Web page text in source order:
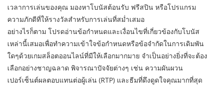
เวลาการเล่นของคุณ มองหาโบนัสต้อนรับ ฟรีสปิน หรือโปรแกรม
ความภักดีที่ให้รางวัลสำหรับการเล่นที่สม่ำเสมอ
อย่างไรก็ตาม โปรดอ่านข้อกำหนดและเงื่อนไขที่เกี่ยวข้องกับโบนัส
เหล่านี้เสมอเพื่อทำความเข้าใจข้อกำหนดหรือข้อจำกัดในการเดิมพัน
ใดๆด้วยเกมสล็อตออนไลน์ที่มีให้เลือกมากมาย จำเป็นอย่างยิ่งที่จะต้อง
เลือกอย่างชาญฉลาด พิจารณาปัจจัยต่างๆ เช่น ความผันผวน
เปอร์เซ็นต์ผลตอบแทนต่อผู้เล่น (RTP) และธีมที่ดึงดูดใจคุณมากที่สุด